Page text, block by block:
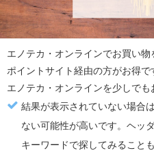
エノテカ・オンラインでお買い物
ポイントサイト経由の方がお得で
エノテカ・オンラインを少しでも
結果が表示されていない場合
ない可能性が高いです。ヘッ
キーワードで探してみること